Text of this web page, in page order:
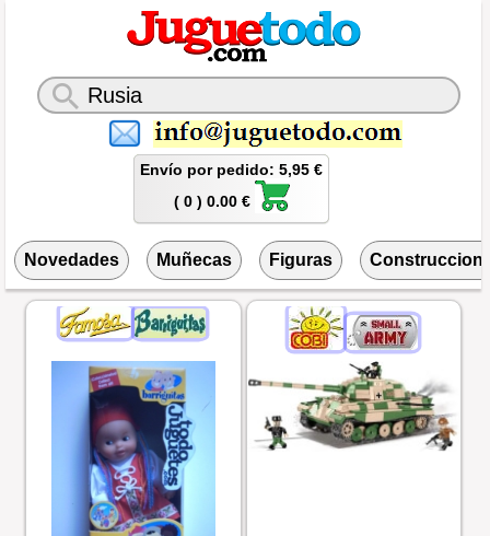
Envío por pedido: 5,95 €
( 0 ) 0.00 €
Novedades Muñecas Figuras